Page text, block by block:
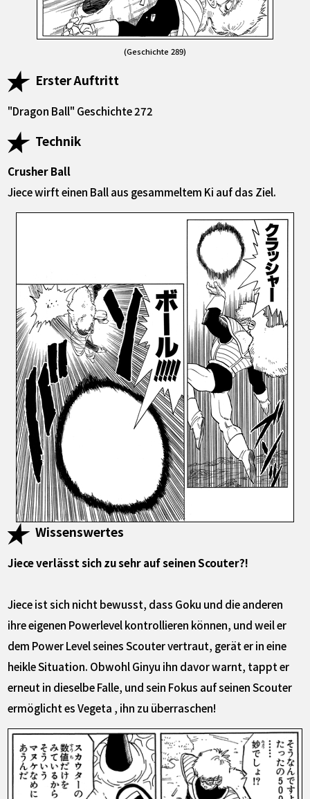
(Geschichte 289)
Erster Auftritt
"Dragon Ball" Geschichte 272
Technik
Crusher Ball
Jiece wirft einen Ball aus gesammeltem Ki auf das Ziel.
Wissenswertes
Jiece verlässt sich zu sehr auf seinen Scouter?!
Jiece ist sich nicht bewusst, dass Goku und die anderen
ihre eigenen Powerlevel kontrollieren können, und weil er
dem Power Level seines Scouter vertraut, gerät er in eine
heikle Situation. Obwohl Ginyu ihn davor warnt, tappt er
erneut in dieselbe Falle, und sein Fokus auf seinen Scouter
ermöglicht es Vegeta , ihn zu überraschen!